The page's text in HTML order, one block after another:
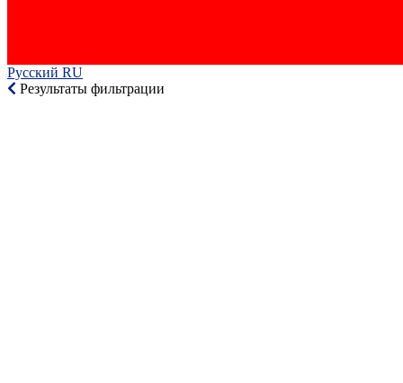
Русский RU‎
Результаты фильтрации